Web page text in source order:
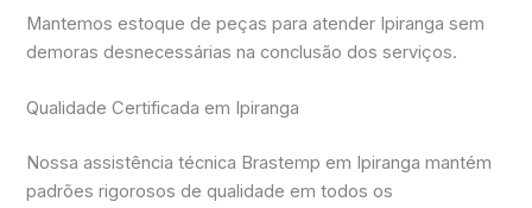
Mantemos estoque de peças para atender Ipiranga sem
demoras desnecessárias na conclusão dos serviços.
Qualidade Certificada em Ipiranga
Nossa assistência técnica Brastemp em Ipiranga mantém
padrões rigorosos de qualidade em todos os